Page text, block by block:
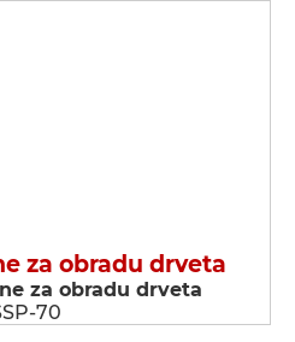
za obradu drveta
za obradu drveta
70